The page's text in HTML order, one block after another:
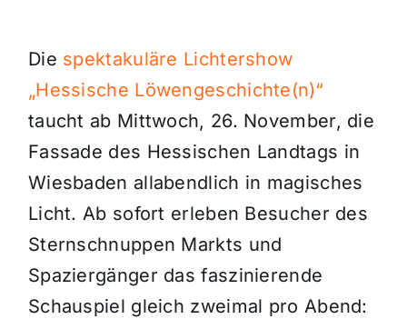
Die spektakuläre Lichtershow
„Hessische Löwengeschichte(n)“
taucht ab Mittwoch, 26. November, die
Fassade des Hessischen Landtags in
Wiesbaden allabendlich in magisches
Licht. Ab sofort erleben Besucher des
Sternschnuppen Markts und
Spaziergänger das faszinierende
Schauspiel gleich zweimal pro Abend: